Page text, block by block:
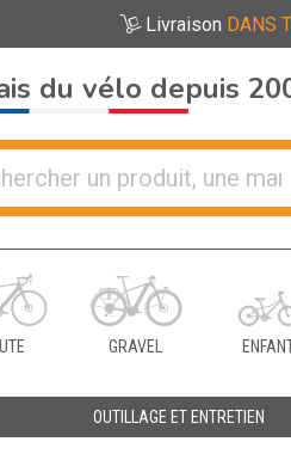
Livraison DANS
du vélo depuis
GRAVEL
OUTILLAGE ET ENTRETIEN